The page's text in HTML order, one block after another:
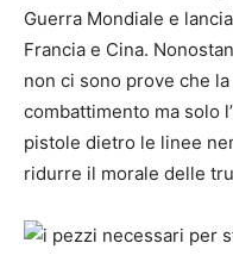
Guerra Mondiale e
Francia e Cina.
non ci sono prove che
combattimento ma solo
pistole dietro le linee
ridurre il morale delle